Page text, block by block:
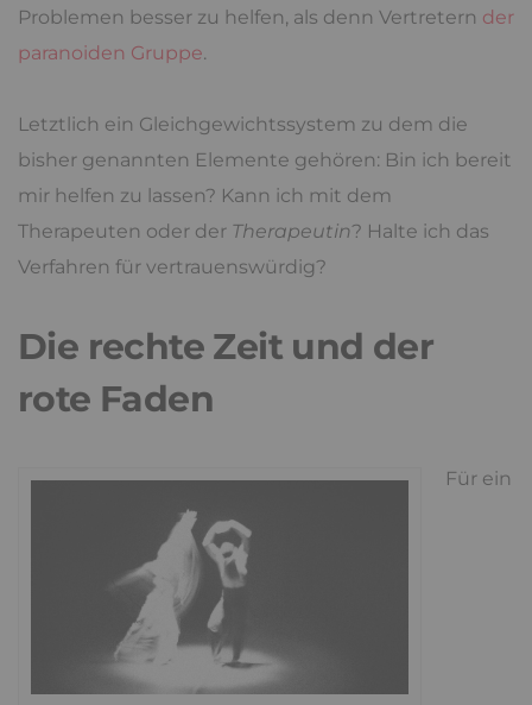
Problemen besser zu helfen, als denn Vertretern der
paranoiden Gruppe.
Letztlich ein Gleichgewichtssystem zu dem die
bisher genannten Elemente gehören: Bin ich bereit
mir helfen zu lassen? Kann ich mit dem
Therapeuten oder der Therapeutin? Halte ich das
Verfahren für vertrauenswürdig?
Die rechte Zeit und der
rote Faden
Für ein